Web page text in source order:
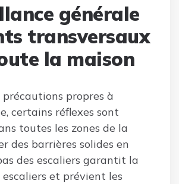
générale
transversaux
la maison
propres à
certains réflexes sont
toutes les zones de la
des barrières solides en
des escaliers garantit la
et prévient les